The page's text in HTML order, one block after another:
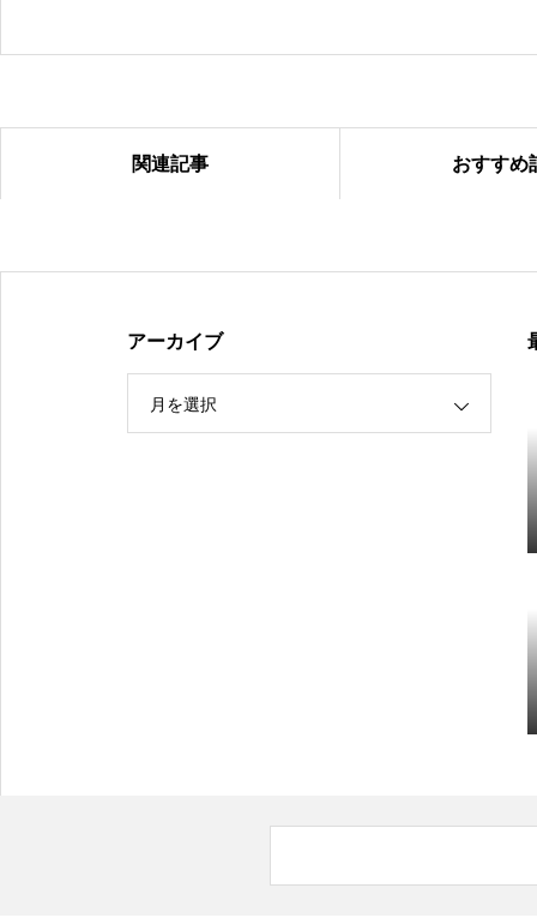
関連記事 おすすめ
アーカイブ
月を選択